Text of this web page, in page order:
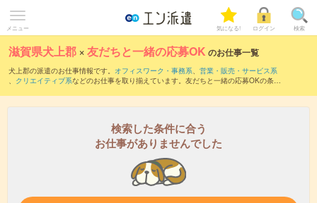
メニュー 気になる! ログイン 検索
滋賀県犬上郡 ×友だちと一緒の応募OK のお仕事一覧
犬上郡の派遣のお仕事情報です。 オフィスワーク・事務系、 営業・販売・サービス系
、 クリエイティブ系などのお仕事を取り揃えています。友だちと一緒の応募OKの条件
検索した条件に合う
お仕事がありませんでした